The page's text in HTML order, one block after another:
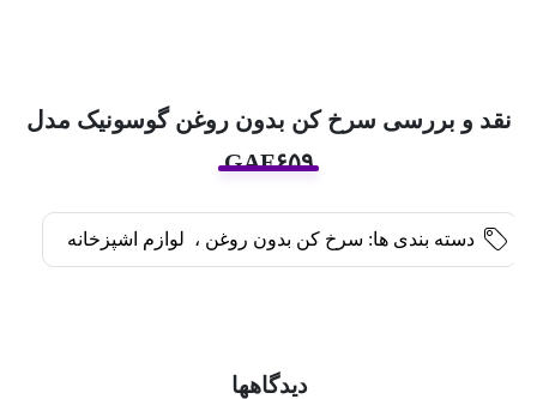
نقد و بررسی سرخ کن بدون روغن گوسونیک مدل
GAF۶۵۹
دسته بندی ها: سرخ کن بدون روغن ، لوازم اشپزخانه
دیدگاهها